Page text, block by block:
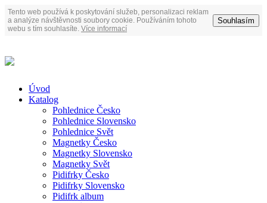
Tento web používá k poskytování služeb, personalizaci reklam
a analýze návštěvnosti soubory cookie. Používáním tohoto
webu s tím souhlasíte. Více informací
Souhlasím
Úvod
Katalog
Pohlednice Česko
Pohlednice Slovensko
Pohlednice Svět
Magnetky Česko
Magnetky Slovensko
Magnetky Svět
Pidifrky Česko
Pidifrky Slovensko
Pidifrk album